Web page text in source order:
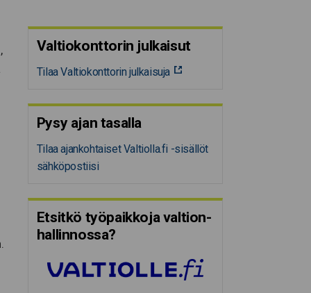
Valtiokonttorin julkaisut
Tilaa Valtiokonttorin julkaisuja
Pysy ajan tasalla
Tilaa ajankohtaiset Valtiolla.fi -sisällöt
sähköpostiisi
Etsitkö työpaikkoja valtion­
hal­lin­nossa?